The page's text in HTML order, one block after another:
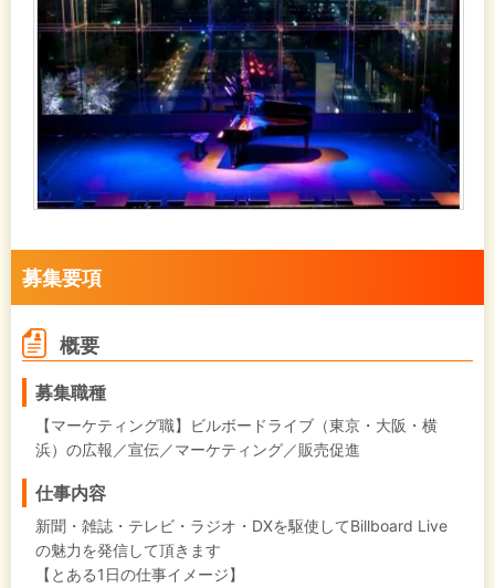
募集要項
概要
募集職種
【マーケティング職】ビルボードライブ（東京・大阪・横
浜）の広報／宣伝／マーケティング／販売促進
仕事内容
新聞・雑誌・テレビ・ラジオ・DXを駆使してBillboard Live
の魅力を発信して頂きます
【とある1日の仕事イメージ】